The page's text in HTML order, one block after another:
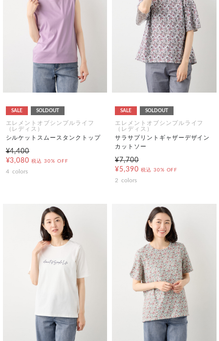
SALE SOLDOUT
エレメントオブシンプルライフ
（レディス）
シルケットスムースタンクトップ
¥4,400
¥3,080 税込 30% OFF
4 colors
SALE SOLDOUT
エレメントオブシンプルライフ
（レディス）
サラサプリントギャザーデザイン
カットソー
¥7,700
¥5,390 税込 30% OFF
2 colors